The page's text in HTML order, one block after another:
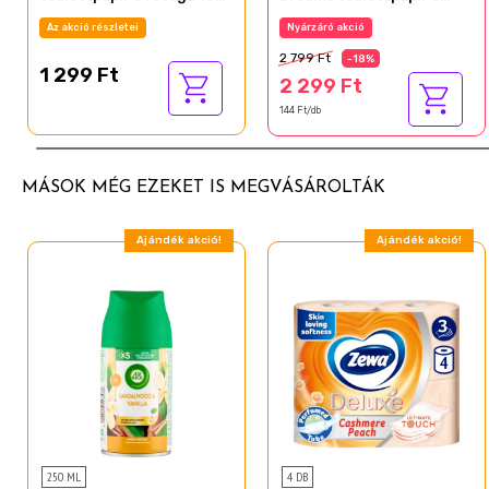
tekercs Limited Edition
Az akció részletei
1 299 Ft
rétegű 16 tekercs
Nyárzáró akció
2 799 Ft -18%
2 299 Ft
144 Ft/db
MÁSOK MÉG EZEKET IS MEGVÁSÁROLTÁK
Ajándék akció!
250 ML
Ajándék akció!
4 DB